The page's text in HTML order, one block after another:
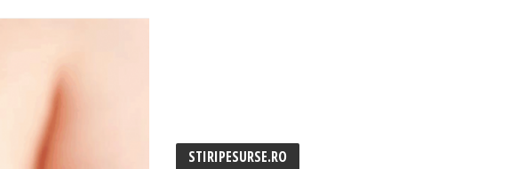
STIRIPESURSE.RO